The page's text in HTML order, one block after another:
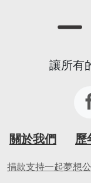
讓所有
關於我們 歷
捐款支持一起夢想